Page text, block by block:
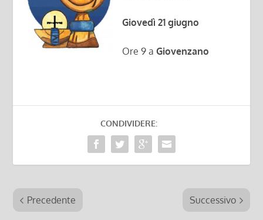
Giovedì 21 giugno
Ore 9 aGiovenzano
CONDIVIDERE:
Precedente Successivo